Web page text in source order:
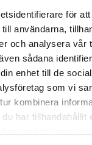
för
användarna,
och analysera vår
sådana
enhet till de
som vi
kombinera
har tillhandahållit